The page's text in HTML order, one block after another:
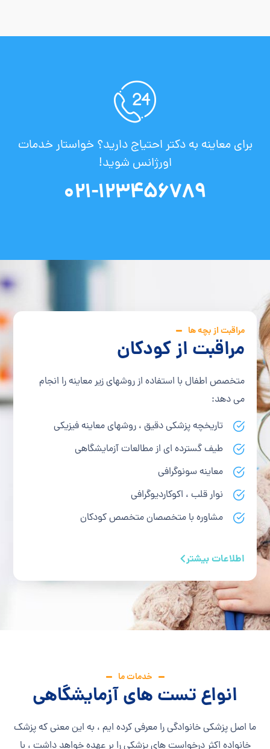
برای معاینه به دکتر احتیاج دارید؟ خواستار خدمات
اورژانس شوید!
021-123456789
مراقبت از بچه ها
مراقبت از کودکان
متخصص اطفال با استفاده از روشهای زیر معاینه را انجام
می دهد:
تاریخچه پزشکی دقیق ، روشهای معاینه فیزیکی
طیف گسترده ای از مطالعات آزمایشگاهی
معاینه سونوگرافی
نوار قلب ، اکوکاردیوگرافی
مشاوره با متخصصان متخصص کودکان
اطلاعات بیشتر
خدمات ما
انواع تست های آزمایشگاهی
ما اصل پزشکی خانوادگی را معرفی کرده ایم ، به این معنی که پزشک
خانواده اکثر درخواست های پزشکی را بر عهده خواهد داشت ، با